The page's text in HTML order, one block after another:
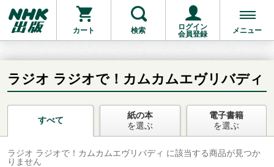
カート 検索
ログイン
会員登録
メニュー
お支払いに進む
他にも商品を買う
ラジオ ラジオで！カムカムエヴリバディ
すべて
紙の本
を選ぶ
電子書籍
を選ぶ
ラジオ ラジオで！カムカムエヴリバディ に該当する商品が見つか
りません